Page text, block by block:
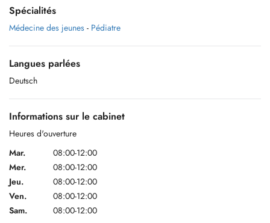
Spécialités
Médecine des jeunes - Pédiatre
Langues parlées
Deutsch
Informations sur le cabinet
Heures d'ouverture
Mar.
08:00-12:00
Mer.
08:00-12:00
Jeu.
08:00-12:00
Ven.
08:00-12:00
Sam.
08:00-12:00